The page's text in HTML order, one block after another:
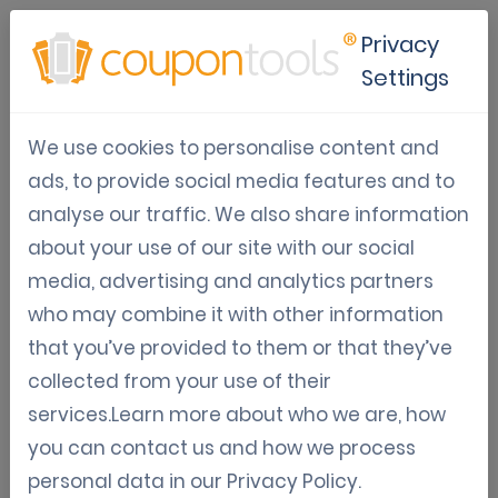
5 marketingideeën voor je
restaurant
Nov 03, 2025
Tom Hendrix
Trek meer gasten aan met
creatieve marketingoplossingen
De restaurantbranche is concurrerender dan
ooit. Opvallen gaat verder dan lekker eten:
Privacy
Settings
We use cookies to personalise content and
ads, to provide social media features and to
analyse our traffic. We also share information
about your use of our site with our social
media, advertising and analytics partners
who may combine it with other information
that you’ve provided to them or that they’ve
collected from your use of their
services.Learn more about who we are, how
you can contact us and how we process
personal data in our Privacy Policy.